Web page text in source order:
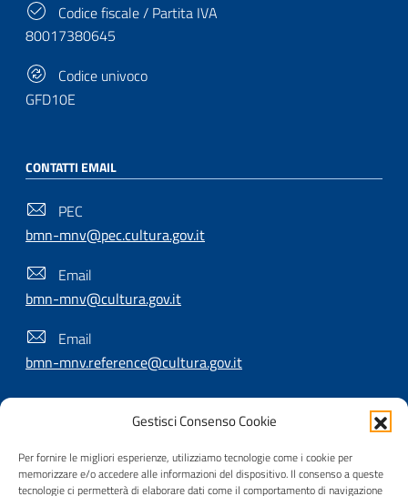
Gestisci Consenso Cookie
Per fornire le migliori esperienze, utilizziamo tecnologie come i cookie per
memorizzare e/o accedere alle informazioni del dispositivo. Il consenso a queste
tecnologie ci permetterà di elaborare dati come il comportamento di navigazione
Codice fiscale / Partita IVA
80017380645
Codice univoco
GFD10E
CONTATTI EMAIL
PEC
bmn-mnv@pec.cultura.gov.it
Email
bmn-mnv@cultura.gov.it
Email
bmn-mnv.reference@cultura.gov.it